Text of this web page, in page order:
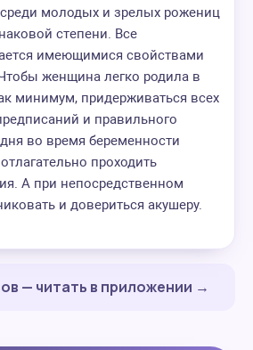
молодых и зрелых рожениц
степени. Все
имеющимися свойствами
женщина легко родила в
минимум, придерживаться всех
и правильного
во время беременности
проходить
А при непосредственном
и довериться акушеру.
— читать в приложении →